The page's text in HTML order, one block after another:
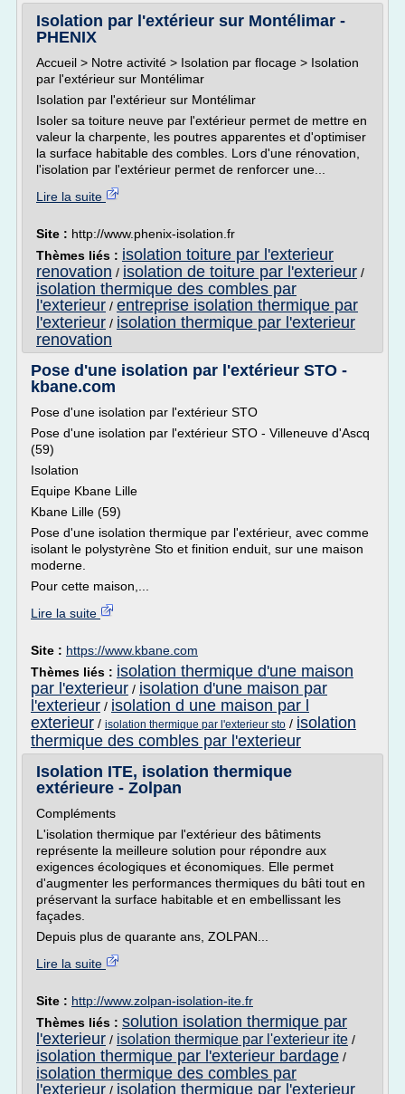
Isolation par l'extérieur sur Montélimar -
PHENIX
Accueil > Notre activité > Isolation par flocage > Isolation
par l'extérieur sur Montélimar
Isolation par l'extérieur sur Montélimar
Isoler sa toiture neuve par l'extérieur permet de mettre en
valeur la charpente, les poutres apparentes et d'optimiser
la surface habitable des combles. Lors d'une rénovation,
l'isolation par l'extérieur permet de renforcer une...
Lire la suite
Site : http://www.phenix-isolation.fr
Thèmes liés : isolation toiture par l'exterieur
renovation / isolation de toiture par l'exterieur /
isolation thermique des combles par
l'exterieur / entreprise isolation thermique par
l'exterieur / isolation thermique par l'exterieur
renovation
Pose d'une isolation par l'extérieur STO -
kbane.com
Pose d'une isolation par l'extérieur STO
Pose d'une isolation par l'extérieur STO - Villeneuve d'Ascq
(59)
Isolation
Equipe Kbane Lille
Kbane Lille (59)
Pose d'une isolation thermique par l'extérieur, avec comme
isolant le polystyrène Sto et finition enduit, sur une maison
moderne.
Pour cette maison,...
Lire la suite
Site : https://www.kbane.com
Thèmes liés : isolation thermique d'une maison
par l'exterieur / isolation d'une maison par
l'exterieur / isolation d une maison par l
exterieur / isolation thermique par l'exterieur sto / isolation
thermique des combles par l'exterieur
Isolation ITE, isolation thermique
extérieure - Zolpan
Compléments
L'isolation thermique par l'extérieur des bâtiments
représente la meilleure solution pour répondre aux
exigences écologiques et économiques. Elle permet
d'augmenter les performances thermiques du bâti tout en
préservant la surface habitable et en embellissant les
façades.
Depuis plus de quarante ans, ZOLPAN...
Lire la suite
Site : http://www.zolpan-isolation-ite.fr
Thèmes liés : solution isolation thermique par
l'exterieur / isolation thermique par l'exterieur ite /
isolation thermique par l'exterieur bardage /
isolation thermique des combles par
l'exterieur / isolation thermique par l'exterieur